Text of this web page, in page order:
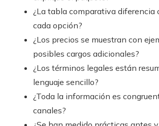
¿La tabla comparativa diferencia
cada opción?
¿Los precios se muestran con
posibles cargos adicionales?
¿Los términos legales están
lenguaje sencillo?
¿Toda la información es
canales?